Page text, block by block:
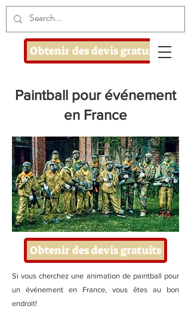
Obtenir des devis gratuits
Paintball pour événement
en France
Obtenir des devis gratuits
Si vous cherchez une animation de paintball pour
un événement en France, vous êtes au bon
endroit!